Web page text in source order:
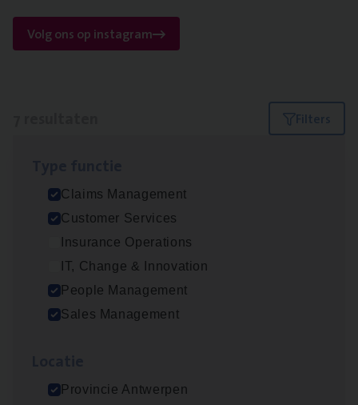
Volg ons op instagram
Filters
Claims Management
Customer Services
Insurance Operations
IT, Change & Innovation
People Management
Sales Management
Provincie Antwerpen
Scha­de Expert Fleet
Claims Management
Antwerpen
Insu­ran­ce Bro­ker Trans­port